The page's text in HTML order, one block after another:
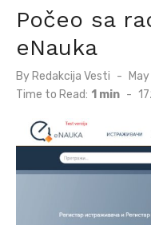
Počeo sa
eNauka
By Redakcija Vesti
on
Time to Read: 1 min -